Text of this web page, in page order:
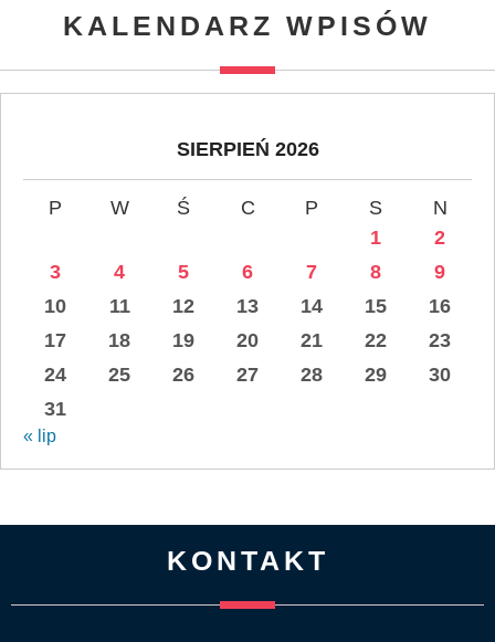
KALENDARZ WPISÓW
SIERPIEŃ 2026
P W Ś C P S
N
1
2
3
4 5 6 7 8
9
10
11 12 13 14 15
16
17
18 19 20 21 22
23
24
25 26 27 28 29
30
31
« lip
KONTAKT